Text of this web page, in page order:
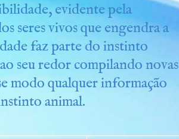
evidente pela
seres vivos que engendra a
faz parte do instinto
seu redor compilando novas
modo qualquer informação
animal.